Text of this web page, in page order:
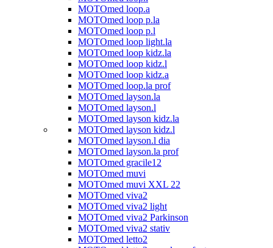
MOTOmed loop.a
MOTOmed loop p.la
MOTOmed loop p.l
MOTOmed loop light.la
MOTOmed loop kidz.la
MOTOmed loop kidz.l
MOTOmed loop kidz.a
MOTOmed loop.la prof
MOTOmed layson.la
MOTOmed layson.l
MOTOmed layson kidz.la
MOTOmed layson kidz.l
MOTOmed layson.l dia
MOTOmed layson.la prof
MOTOmed gracile12
MOTOmed muvi
MOTOmed muvi XXL 22
MOTOmed viva2
MOTOmed viva2 light
MOTOmed viva2 Parkinson
MOTOmed viva2 stativ
MOTOmed letto2